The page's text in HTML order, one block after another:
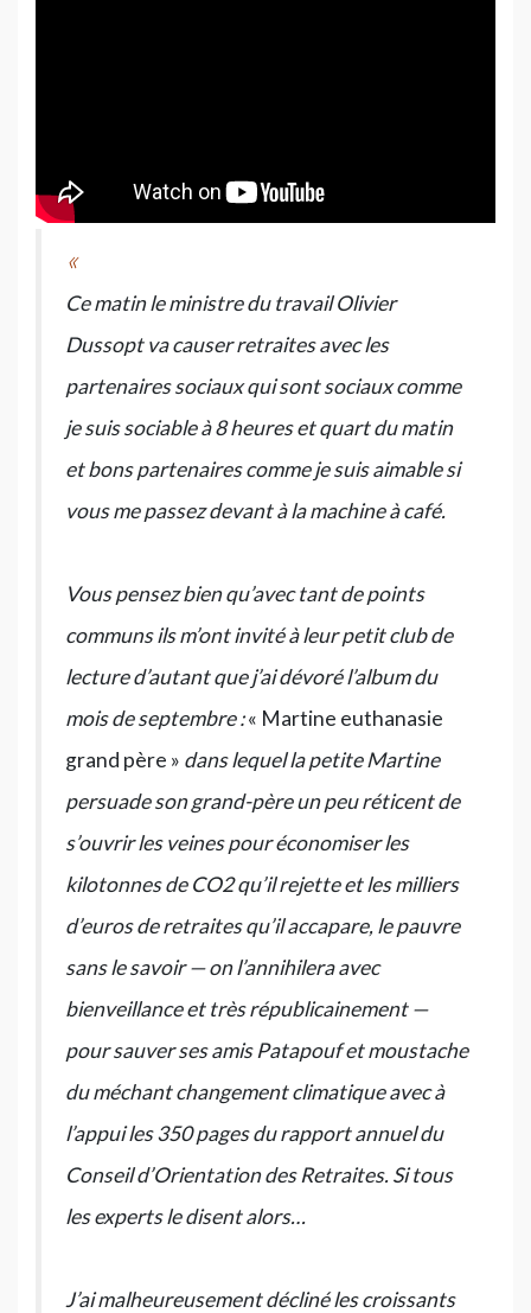
«
Ce matin le ministre du travail Olivier
Dussopt va causer retraites avec les
partenaires sociaux qui sont sociaux comme
je suis sociable à 8 heures et quart du matin
et bons partenaires comme je suis aimable si
vous me passez devant à la machine à café.
Vous pensez bien qu’avec tant de points
communs ils m’ont invité à leur petit club de
lecture d’autant que j’ai dévoré l’album du
mois de septembre :« Martine euthanasie
grand père » dans lequel la petite Martine
persuade son grand-père un peu réticent de
s’ouvrir les veines pour économiser les
kilotonnes de CO2 qu’il rejette et les milliers
d’euros de retraites qu’il accapare, le pauvre
sans le savoir — on l’annihilera avec
bienveillance et très républicainement —
pour sauver ses amis Patapouf et moustache
du méchant changement climatique avec à
l’appui les 350 pages du rapport annuel du
Conseil d’Orientation des Retraites. Si tous
les experts le disent alors…
J’ai malheureusement décliné les croissants